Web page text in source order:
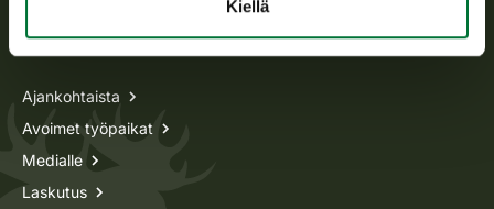
Kiellä
Tietoa meistä
Ajankohtaista
Avoimet työpaikat
Medialle
Laskutus